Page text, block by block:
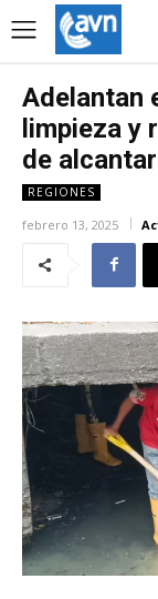
Adelantan
limpieza y
de
REGIONES
febrero 13, 2025